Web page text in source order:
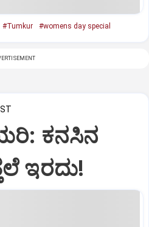
#Tumkur #womens day special
ಕನಸಿನ
ಇರದು!